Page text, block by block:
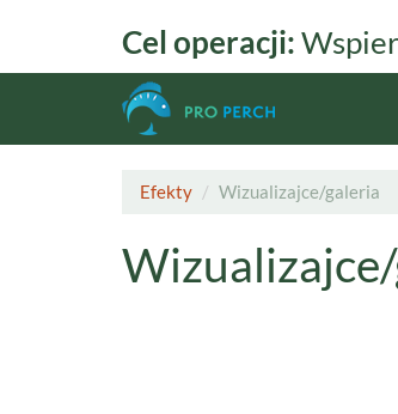
Cel operacji:
Efekty Wizualizajce/galeria